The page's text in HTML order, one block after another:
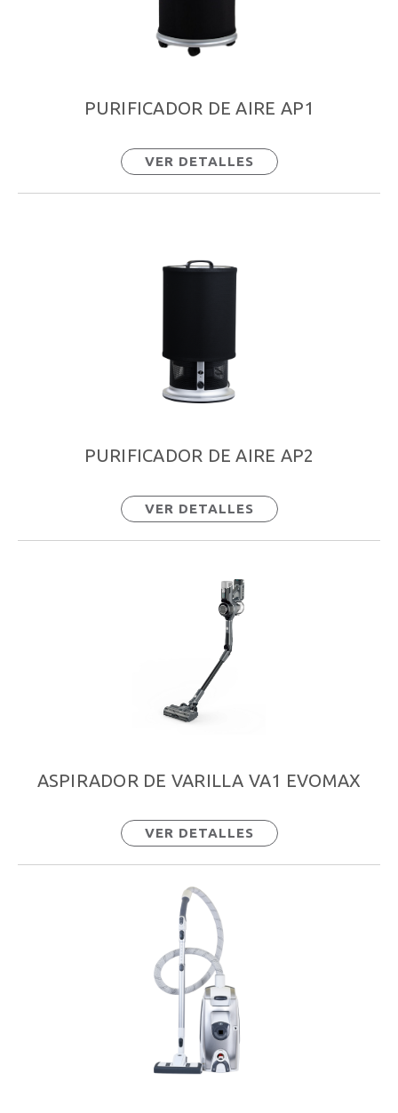
PURIFICADOR DE AIRE AP1
VER DETALLES
PURIFICADOR DE AIRE AP2
VER DETALLES
ASPIRADOR DE VARILLA VA1 EVOMAX
VER DETALLES